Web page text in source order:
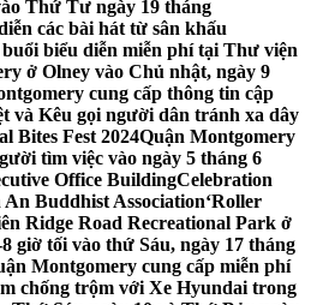
Thứ Tư ngày 19 tháng
các bài hát từ sân khấu
biểu diễn miễn phí tại Thư viện
ở Olney vào Chủ nhật, ngày 9
cung cấp thông tin cập
và Kêu gọi người dân tránh xa dây
Bites Fest 2024Quận Montgomery
tìm việc vào ngày 5 tháng 6
Office BuildingCelebration
Buddhist Association‘Roller
Ridge Road Recreational Park ở
giờ tối vào thứ Sáu, ngày 17 tháng
Montgomery cung cấp miễn phí
chống trộm với Xe Hyundai trong